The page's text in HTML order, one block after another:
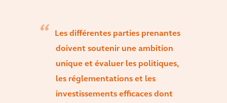
Les différentes parties prenantes
doivent soutenir une ambition
unique et évaluer les politiques,
les réglementations et les
investissements efficaces dont